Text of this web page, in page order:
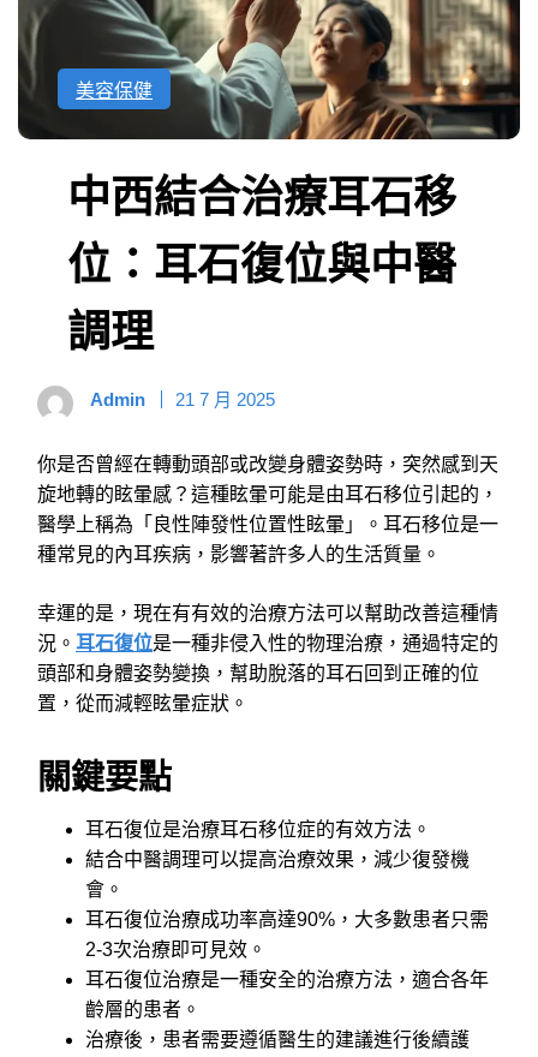
美容保健
中西結合治療耳石移
位：耳石復位與中醫
調理
Admin 21 7 月 2025
你是否曾經在轉動頭部或改變身體姿勢時，突然感到天
旋地轉的眩暈感？這種眩暈可能是由耳石移位引起的，
醫學上稱為「良性陣發性位置性眩暈」。耳石移位是一
種常見的內耳疾病，影響著許多人的生活質量。
幸運的是，現在有有效的治療方法可以幫助改善這種情
況。 耳石復位是一種非侵入性的物理治療，通過特定的
頭部和身體姿勢變換，幫助脫落的耳石回到正確的位
置，從而減輕眩暈症狀。
關鍵要點
耳石復位是治療耳石移位症的有效方法。
結合中醫調理可以提高治療效果，減少復發機
會。
耳石復位治療成功率高達90%，大多數患者只需
2-3次治療即可見效。
耳石復位治療是一種安全的治療方法，適合各年
齡層的患者。
治療後，患者需要遵循醫生的建議進行後續護